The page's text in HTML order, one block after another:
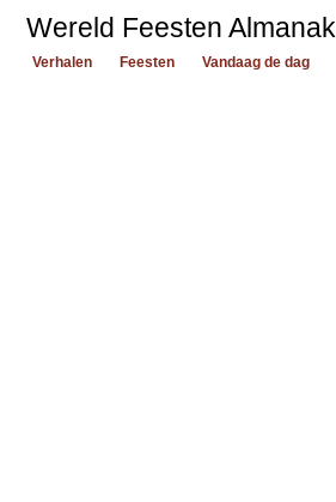
Wereld Feesten Almanak
Verhalen Feesten Vandaag de dag